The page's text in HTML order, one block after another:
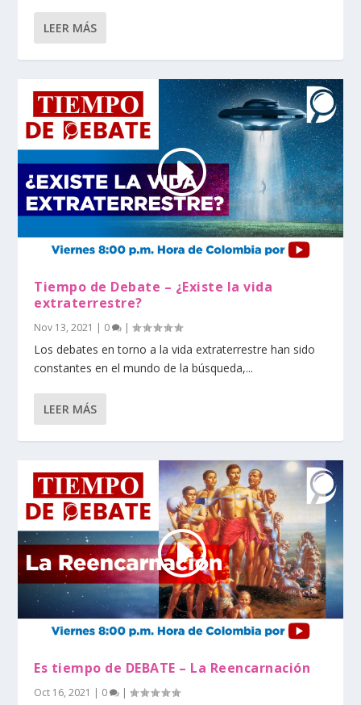
LEER MÁS
Tiempo de Debate – ¿Existe la vida
extraterrestre?
Nov 13, 2021 | 0 |
Los debates en torno a la vida extraterrestre han sido
constantes en el mundo de la búsqueda,...
LEER MÁS
Es tiempo de DEBATE – La Reencarnación
Oct 16, 2021 | 0 |